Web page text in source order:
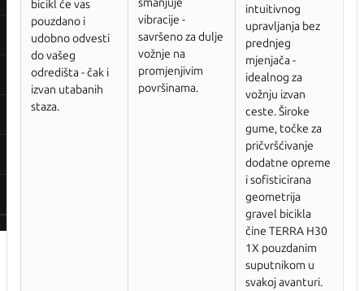
bicikl će vas
pouzdano i
udobno odvesti
do vašeg
odredišta - čak i
izvan utabanih
staza.
smanjuje
vibracije -
savršeno za dulje
vožnje na
promjenjivim
površinama.
intuitivnog
upravljanja bez
prednjeg
mjenjača -
idealnog za
vožnju izvan
ceste. Široke
gume, točke za
pričvršćivanje
dodatne opreme
i sofisticirana
geometrija
gravel bicikla
čine TERRA H30
1X pouzdanim
suputnikom u
svakoj avanturi.